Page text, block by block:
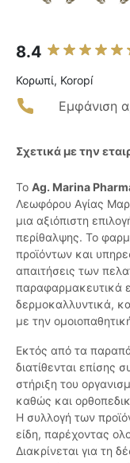
8.4
Κορωπί, Koropí
Εμφάνιση
Σχετικά με την
Το Ag. Marina
Λεωφόρου Αγίας
μια αξιόπιστη
περίθαλψης. Το
προϊόντων και
απαιτήσεις των
παραφαρμακευτικά
δερμοκαλλυντικά,
με την
Εκτός από τα
διατίθενται επίσης
στήριξη του
καθώς και
Η συλλογή των
είδη, παρέχοντας
Διακρίνεται για τη